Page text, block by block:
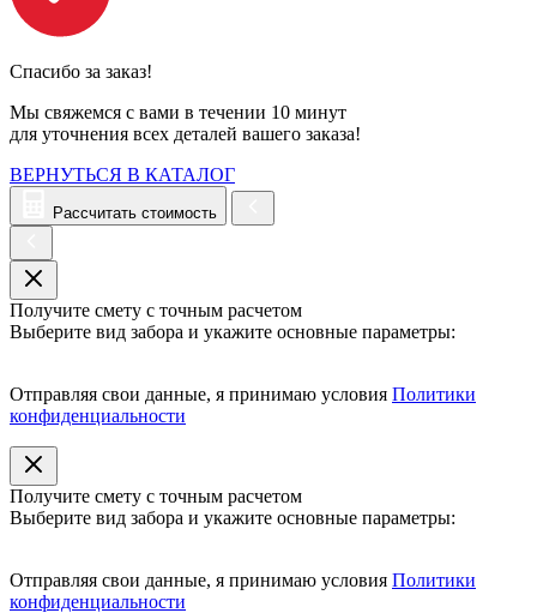
Спасибо за заказ!
Мы свяжемся с вами в течении 10 минут
для уточнения всех деталей вашего заказа!
ВЕРНУТЬСЯ В КАТАЛОГ
Рассчитать стоимость
Получите смету с точным расчетом
Выберите вид забора и укажите основные параметры:
Отправляя свои данные, я принимаю условия Политики
конфиденциальности
Получите смету с точным расчетом
Выберите вид забора и укажите основные параметры:
Отправляя свои данные, я принимаю условия Политики
конфиденциальности